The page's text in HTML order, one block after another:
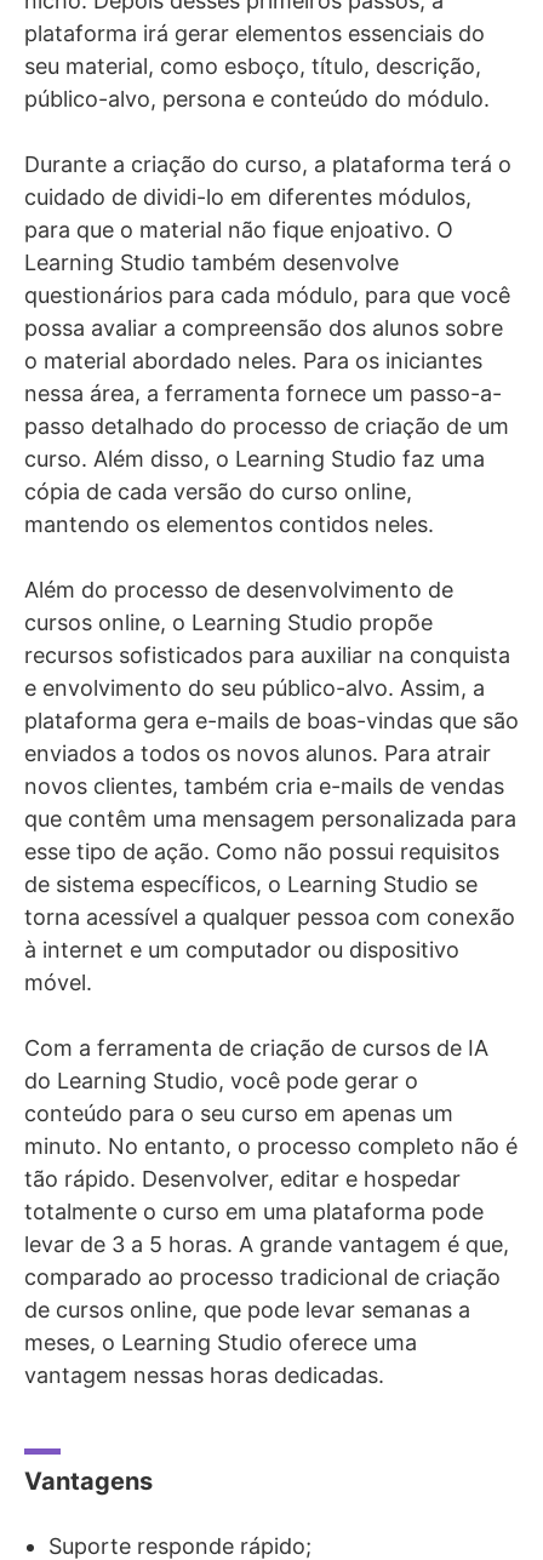
plataforma irá gerar elementos essenciais do
seu material, como esboço, título, descrição,
público-alvo, persona e conteúdo do módulo.
Durante a criação do curso, a plataforma terá o
cuidado de dividi-lo em diferentes módulos,
para que o material não fique enjoativo. O
Learning Studio também desenvolve
questionários para cada módulo, para que você
possa avaliar a compreensão dos alunos sobre
o material abordado neles. Para os iniciantes
nessa área, a ferramenta fornece um passo-a-
passo detalhado do processo de criação de um
curso. Além disso, o Learning Studio faz uma
cópia de cada versão do curso online,
mantendo os elementos contidos neles.
Além do processo de desenvolvimento de
cursos online, o Learning Studio propõe
recursos sofisticados para auxiliar na conquista
e envolvimento do seu público-alvo. Assim, a
plataforma gera e-mails de boas-vindas que são
enviados a todos os novos alunos. Para atrair
novos clientes, também cria e-mails de vendas
que contêm uma mensagem personalizada para
esse tipo de ação. Como não possui requisitos
de sistema específicos, o Learning Studio se
torna acessível a qualquer pessoa com conexão
à internet e um computador ou dispositivo
móvel.
Com a ferramenta de criação de cursos de IA
do Learning Studio, você pode gerar o
conteúdo para o seu curso em apenas um
minuto. No entanto, o processo completo não é
tão rápido. Desenvolver, editar e hospedar
totalmente o curso em uma plataforma pode
levar de 3 a 5 horas. A grande vantagem é que,
comparado ao processo tradicional de criação
de cursos online, que pode levar semanas a
meses, o Learning Studio oferece uma
vantagem nessas horas dedicadas.
Vantagens
Suporte responde rápido;